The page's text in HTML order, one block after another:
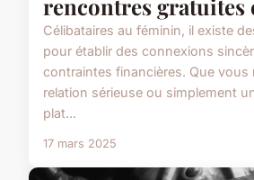
rencontres gratuites
Célibataires au féminin, il existe
pour établir des connexions
contraintes financières. Que vous
relation sérieuse ou simplement
plat...
17 mars 2025